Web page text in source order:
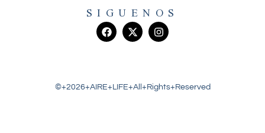
SIGUENOS
©+2026+AIRE+LIFE+All+Rights+Reserved